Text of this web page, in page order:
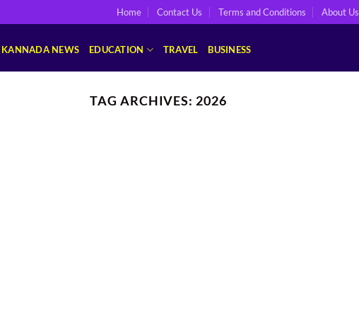
Home Contact Us Terms and Conditions About Us
KANNADA NEWS EDUCATION TRAVEL BUSINESS
TAG ARCHIVES: 2026